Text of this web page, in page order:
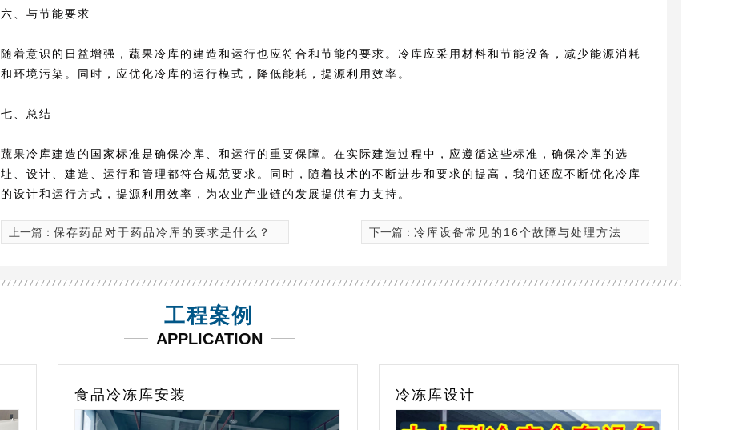
六、与节能要求
随着意识的日益增强，蔬果冷库的建造和运行也应符合和节能的要求。冷库应采用材料和节能设备，减少能源消耗
和环境污染。同时，应优化冷库的运行模式，降低能耗，提源利用效率。
七、总结
蔬果冷库建造的国家标准是确保冷库、和运行的重要保障。在实际建造过程中，应遵循这些标准，确保冷库的选
址、设计、建造、运行和管理都符合规范要求。同时，随着技术的不断进步和要求的提高，我们还应不断优化冷库
的设计和运行方式，提源利用效率，为农业产业链的发展提供有力支持。
上一篇： 保存药品对于药品冷库的要求是什么？ 下一篇： 冷库设备常见的16个故障与处理方法
工程案例
APPLICATION
冷冻库设计 保鲜库